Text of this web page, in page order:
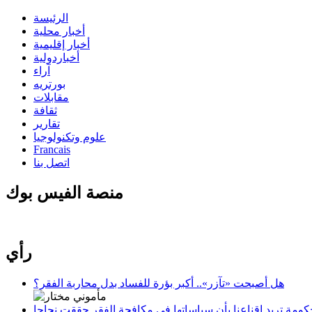
الرئيسة
أخبار محلية
أخبار إقليمية
أخباردولية
آراء
بورتريه
مقابلات
ثقافة
تقارير
علوم وتكنولوجيا
Francais
اتصل بنا
منصة الفيس بوك
رأي
هل أصبحت «تآزر».. أكبر بؤرة للفساد بدل محاربة الفقر؟
تريد إقناعنا بأن سياساتها في مكافحة الفقر حققت نجاحا